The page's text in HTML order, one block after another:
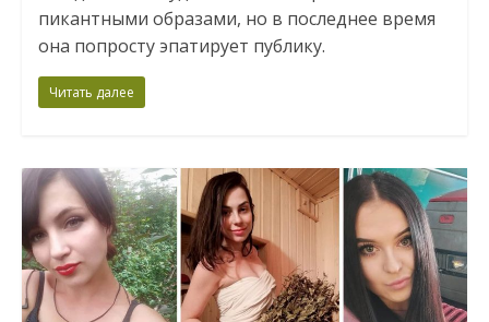
пикантными образами, но в последнее время
она попросту эпатирует публику.
Читать далее